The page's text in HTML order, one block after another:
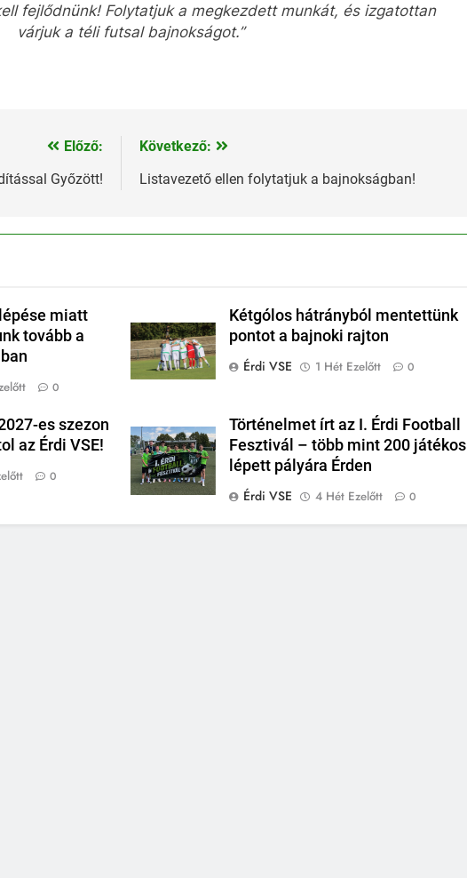
fejlődnünk! Folytatjuk a megkezdett munkát, és izgatottan
várjuk a téli futsal bajnokságot.”
Előző:
Győzött!
Következő:
Listavezető ellen folytatjuk a bajnokságban!
miatt
tovább a
0
Kétgólos hátrányból mentettünk
pontot a bajnoki rajton
Érdi VSE
1 Hét Ezelőtt 0
es szezon
az Érdi VSE!
0
Történelmet írt az I. Érdi Football
Fesztivál – több mint 200 játékos
lépett pályára Érden
Érdi VSE
4 Hét Ezelőtt 0